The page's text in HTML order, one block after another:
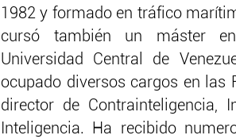
1982 y formado en tráfico
cursó también un máster
Universidad Central de
ocupado diversos cargos en las
director de Contrainteligencia,
Inteligencia. Ha recibido